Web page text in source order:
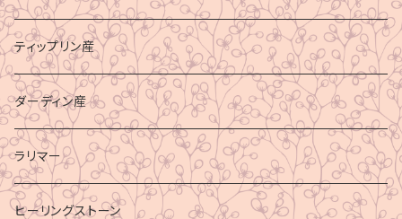
ティップリン産
ダーディン産
ラリマー
ヒーリングストーン